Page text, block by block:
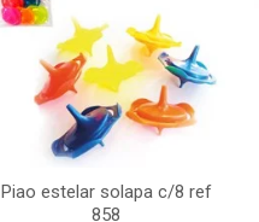
Piao estelar solapa c/8 ref
858